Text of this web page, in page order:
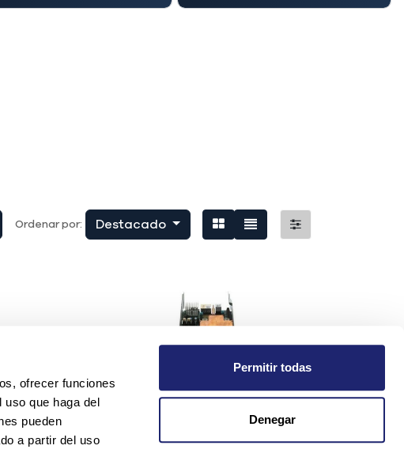
ofrecer funciones
que haga del
pueden
a partir del uso
Permitir todas
Denegar
Ordenar por: Destacado